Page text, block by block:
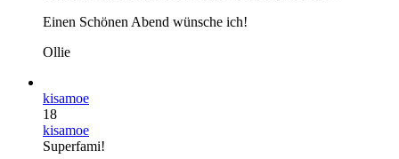
Einen Schönen Abend wünsche ich!
Ollie
kisamoe
18
kisamoe
Superfami!